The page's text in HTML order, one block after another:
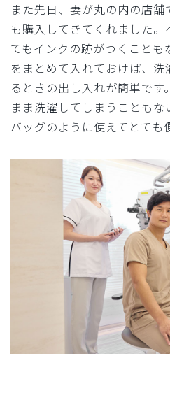
また先日、妻が丸の内の店
も購入してきてくれました
てもインクの跡がつくこと
をまとめて入れておけば、
るときの出し入れが簡単で
まま洗濯してしまうことも
バッグのように使えてとても